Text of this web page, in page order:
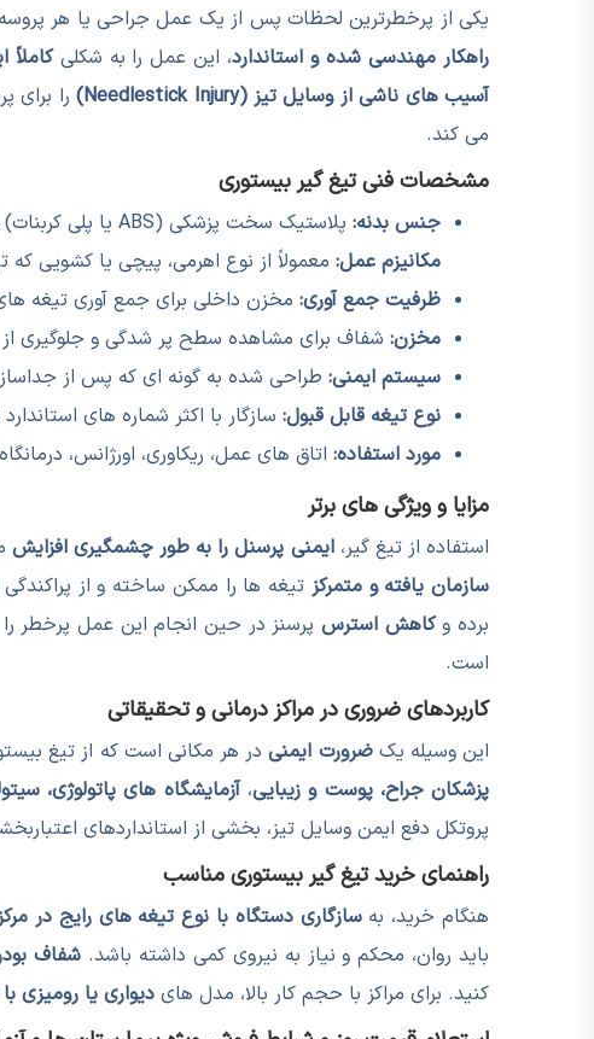
یکی از پرخطرترین لحظات پس از یک عمل جراحی یا هر
راهکار مهندسی شده و استاندارد، این عمل را به شکلی
آسیب های ناشی از وسایل تیز (Needlestick Injury)
را برای
می کند.
مشخصات فنی تیغ گیر بیستوری
جنس بدنه: پلاستیک سخت پزشکی (ABS یا پلی کربنات) مقاوم به ضربه یا استیل ضدزنگ
مکانیزم عمل: معمولاً از نوع اهرمی، پیچی یا کشویی
ظرفیت جمع آوری: مخزن داخلی برای جمع آوری تیغه های جدا
مخزن: شفاف برای مشاهده سطح پر شدگی و جلوگیری از
سیستم ایمنی: طراحی شده به گونه ای که پس از
نوع تیغه قابل قبول: سازگار با اکثر شماره های استاندارد تیغ بیستوری
مورد استفاده: اتاق های عمل، ریکاوری، اورژانس،
مزایا و ویژگی های برتر
استفاده از تیغ گیر،ایمنی پرسنل را به طور چشمگیری افزایش
سازمان یافته و متمرکز تیغه ها را ممکن ساخته و از
برده وکاهش استرس پرسنز در حین انجام این عمل پرخطر را
است.
کاربردهای ضروری در مراکز درمانی و تحقیقاتی
این وسیله یکضرورت ایمنیدر هر مکانی است که از تیغ
پزشکان جراح، پوست و زیبایی،آزمایشگاه های پاتولوژی،
پروتکل دفع ایمن وسایل تیز، بخشی از استانداردهای
راهنمای خرید تیغ گیر بیستوری مناسب
هنگام خرید، بهسازگاری دستگاه با نوع تیغه های رایج در
باید روان، محکم و نیاز به نیروی کمی داشته باشد. شفاف
کنید. برای مراکز با حجم کار بالا، مدل های دیواری یا رومیزی